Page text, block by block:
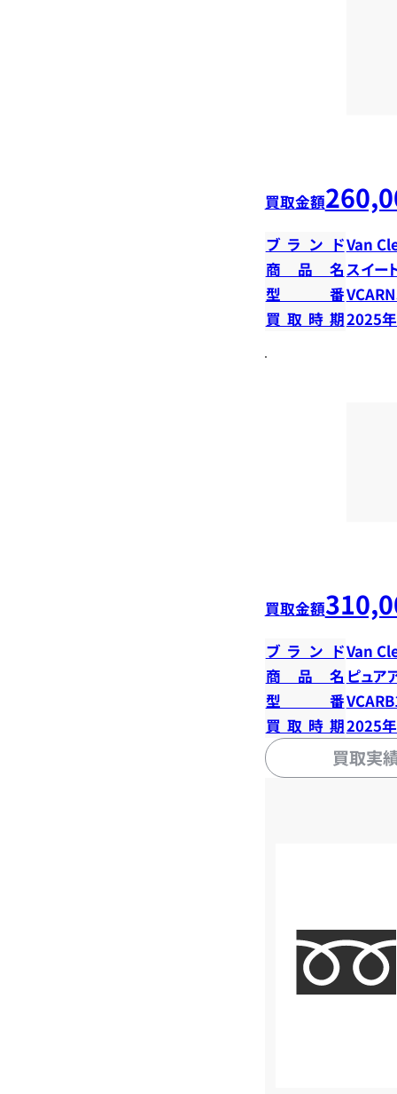
買取金額
ブランドVan
商品名スイー
型番
買取時期2025
買取金額
ブランドVan
商品名 ピュ
型番
買取時期2025
買取実